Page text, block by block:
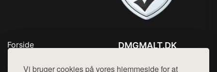
Vi bruger cookies på vores hjemmeside for at
Forside
Top Rabatter
DMGMALT.DK